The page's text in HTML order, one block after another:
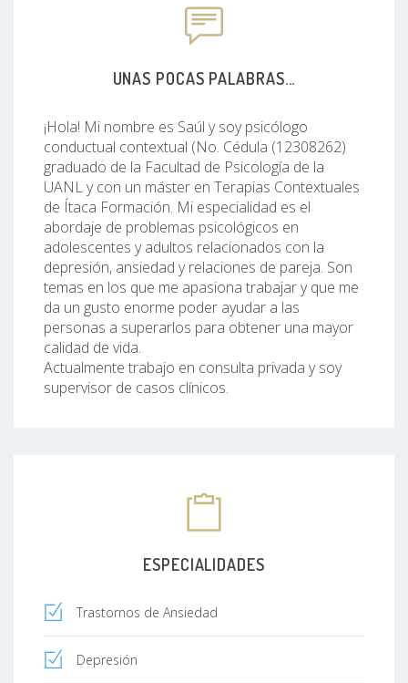
UNAS POCAS PALABRAS...
¡Hola! Mi nombre es Saúl y soy psicólogo
conductual contextual (No. Cédula (12308262)
graduado de la Facultad de Psicología de la
UANL y con un máster en Terapias Contextuales
de Ítaca Formación. Mi especialidad es el
abordaje de problemas psicológicos en
adolescentes y adultos relacionados con la
depresión, ansiedad y relaciones de pareja. Son
temas en los que me apasiona trabajar y que me
da un gusto enorme poder ayudar a las
personas a superarlos para obtener una mayor
calidad de vida.
Actualmente trabajo en consulta privada y soy
supervisor de casos clínicos.
ESPECIALIDADES
Trastornos de Ansiedad
Depresión